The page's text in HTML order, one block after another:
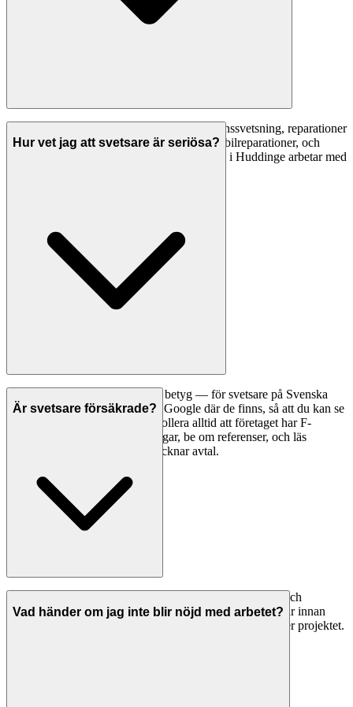
Vanliga svetsarbeten inkluderar: konstruktionssvetsning, reparationer
av metall, tillverkning av räcken och staket, bilreparationer, och
specialtillverkning. En professionell svetsare i Huddinge arbetar med
Hur vet jag att svetsare är seriösa?
Ett bra första steg är att jämföra betyg — för svetsare på Svenska
Hantverkare visar vi betyg från Google där de finns, så att du kan se
vad andra kunder tycker. Kontrollera alltid att företaget har F-
skattesedel och giltiga försäkringar, be om referenser, och läs
omdömen noggrant innan du tecknar avtal.
Är svetsare försäkrade?
Seriösa svetsare i Huddinge har både ansvarsförsäkring och
allriskförsäkring. Be alltid om bevis på giltiga försäkringar innan
arbetet påbörjas. Detta skyddar dig om något går fel under projektet.
Vad händer om jag inte blir nöjd med arbetet?